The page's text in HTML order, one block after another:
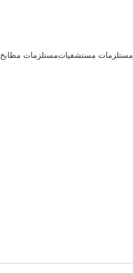
مستلزمات مستشفياتمستلزمات مطابخ